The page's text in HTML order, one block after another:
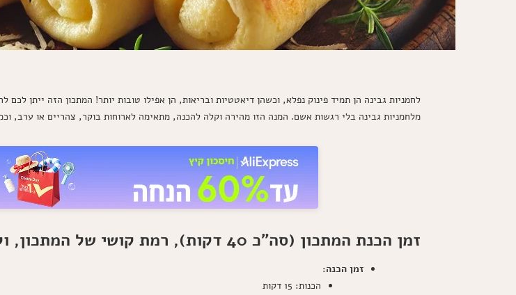
לחמניות גבינה הן תמיד פינוק נפלא, וכשהן דיאטטיות ובריאות, הן אפילו טובות יותר! המתכון הזה ייתן
מלחמניות גבינה בלי רגשות אשם. המנה הזו מהירה וקלה להכנה, מתאימה לארוחות בוקר, צהריים או ערב,
זמן הכנת המתכון (סה"כ 40 דקות), רמת קושי של המתכון, ולכמה מנות או אנשים המתכון מספיק
זמן הכנה:
הכנות: 15 דקות